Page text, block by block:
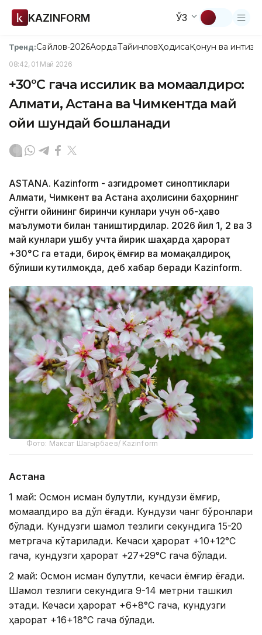
KAZINFORM ЎЗ
Тренд:Сайлов-2026АқордаТайинловҲодисаҚонун ва
08:42, 01 Май 2026
+30°C гача иссиқлик ва момақалдироқ:
Алмати, Астана ва Чимкентда май
ойи шундай бошланади
ASTANA. Kazinform - Қазгидромет синоптиклари
Алмати, Чимкент ва Астана аҳолисини баҳорнинг
сўнгги ойининг биринчи кунлари учун об-ҳаво
маълумоти билан таништирдилар. 2026 йил 1, 2 ва 3
май кунлари ушбу учта йирик шаҳарда ҳарорат
+30°C га етади, бироқ ёмғир ва момақалдироқ
бўлиши кутилмоқда, деб хабар беради Kazinform.
Фото: Максат Шагырбаев/ Kazinform
Астана
1 май: Осмон қисман булутли, кундузи ёмғир,
момақалдироқ ва дўл ёғади. Кундузи чанг бўронлари
бўлади. Кундузги шамол тезлиги секундига 15-20
метргача кўтарилади. Кечаси ҳарорат +10+12°C
гача, кундузги ҳарорат +27+29°C гача бўлади.
2 май: Осмон қисман булутли, кечаси ёмғир ёғади.
Шамол тезлиги секундига 9-14 метрни ташкил
этади. Кечаси ҳарорат +6+8°C гача, кундузги
ҳарорат +16+18°C гача бўлади.